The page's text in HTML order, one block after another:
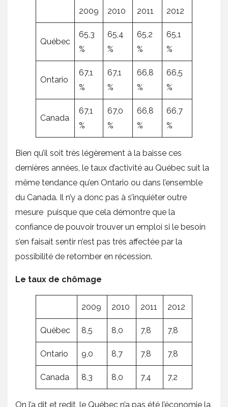
2009 2010 2011 2012
Québec
65,3
%
65,4
%
65,2
%
65,1
%
Ontario
67,1
%
67,1
%
66,8
%
66,5
%
Canada
67,1
%
67,0
%
66,8
%
66,7
%
Bien qu’il soit très légèrement à la baisse ces
dernières années, le taux d’activité au Québec suit la
même tendance qu’en Ontario ou dans l’ensemble
du Canada. Il n’y a donc pas à s’inquiéter outre
mesure puisque que cela démontre que la
confiance de pouvoir trouver un emploi si le besoin
s’en faisait sentir n’est pas très affectée par la
possibilité de retomber en récession.
Le taux de chômage
2009 2010 2011 2012
Québec 8,5 8,0 7,8 7,8
Ontario 9,0 8,7 7,8 7,8
Canada 8,3 8,0 7,4 7,2
On l’a dit et redit, le Québec n’a pas été l’économie la